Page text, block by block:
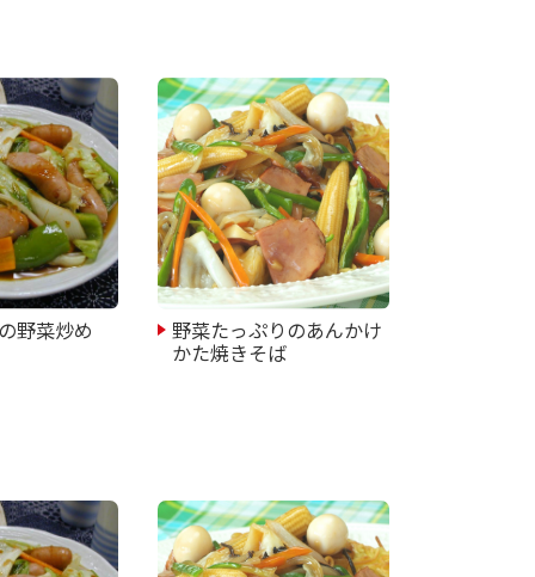
野菜炒め 野菜たっぷりのあんかけ
かた焼きそば